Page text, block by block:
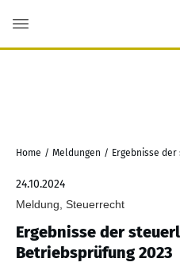
Home / Meldungen /
24.10.2024
Meldung, Steuerrecht
Ergebnisse der
Betriebsprüfung 2023